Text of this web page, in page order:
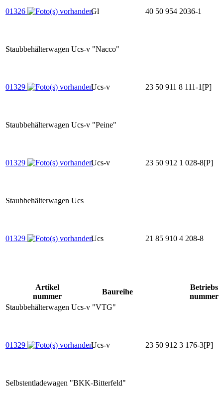
01326 Gl 40 50 954 2036-1
Staubbehälterwagen Ucs-v "Nacco"
01329 Ucs-v 23 50 911 8 111-1[P]
Staubbehälterwagen Ucs-v "Peine"
01329 Ucs-v 23 50 912 1 028-8[P]
Staubbehälterwagen Ucs
01329 Ucs 21 85 910 4 208-8
Artikel
nummer
Baureihe
Betriebs
nummer
Staubbehälterwagen Ucs-v "VTG"
01329 Ucs-v 23 50 912 3 176-3[P]
Selbstentladewagen "BKK-Bitterfeld"